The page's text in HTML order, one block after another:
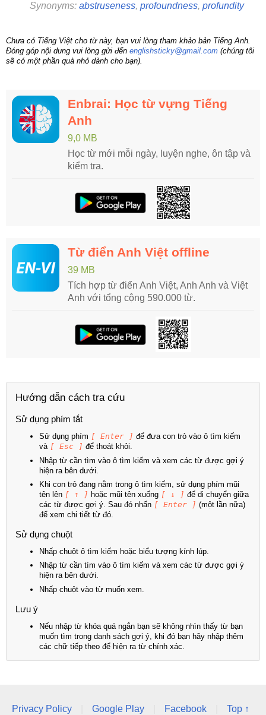
Synonyms: abstruseness, profoundness, profundity
Chưa có Tiếng Việt cho từ này, bạn vui lòng tham khảo bản Tiếng Anh.
Đóng góp nội dung vui lòng gửi đến englishsticky@gmail.com (chúng tôi
sẽ có một phần quà nhỏ dành cho bạn).
Enbrai: Học từ vựng Tiếng
Anh
9,0 MB
Học từ mới mỗi ngày, luyện nghe, ôn tập và
kiểm tra.
Từ điển Anh Việt offline
39 MB
Tích hợp từ điển Anh Việt, Anh Anh và Việt
Anh với tổng cộng 590.000 từ.
Hướng dẫn cách tra cứu
Sử dụng phím tắt
Sử dụng phím [ Enter ] để đưa con trỏ vào ô tìm kiếm
và [ Esc ] để thoát khỏi.
Nhập từ cần tìm vào ô tìm kiếm và xem các từ được gợi ý
hiện ra bên dưới.
Khi con trỏ đang nằm trong ô tìm kiếm, sử dụng phím mũi
tên lên [ ↑ ] hoặc mũi tên xuống [ ↓ ] để di chuyển giữa
các từ được gợi ý. Sau đó nhấn [ Enter ] (một lần nữa)
để xem chi tiết từ đó.
Sử dụng chuột
Nhấp chuột ô tìm kiếm hoặc biểu tượng kính lúp.
Nhập từ cần tìm vào ô tìm kiếm và xem các từ được gợi ý
hiện ra bên dưới.
Nhấp chuột vào từ muốn xem.
Lưu ý
Nếu nhập từ khóa quá ngắn bạn sẽ không nhìn thấy từ bạn
muốn tìm trong danh sách gợi ý, khi đó bạn hãy nhập thêm
các chữ tiếp theo để hiện ra từ chính xác.
Privacy Policy Google Play Facebook Top ↑